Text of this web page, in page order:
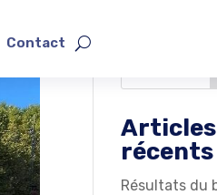
Contact
Articles
récents
Résultats du